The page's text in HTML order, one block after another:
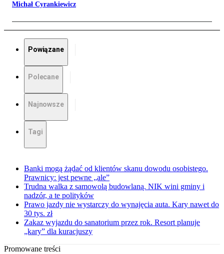
Michał Cyrankiewicz
Powiązane
Polecane
Najnowsze
Tagi
Banki mogą żądać od klientów skanu dowodu osobistego.
Prawnicy: jest pewne „ale”
Trudna walka z samowolą budowlaną. NIK wini gminy i
nadzór, a te polityków
Prawo jazdy nie wystarczy do wynajęcia auta. Kary nawet do
30 tys. zł
Zakaz wyjazdu do sanatorium przez rok. Resort planuje
„kary” dla kuracjuszy
Promowane treści